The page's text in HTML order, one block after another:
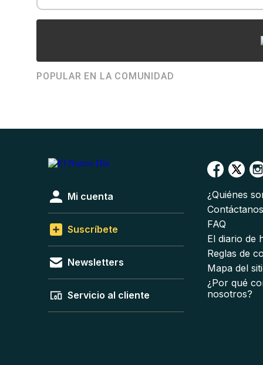
POPULAR EN LA COMUNIDAD
Mi cuenta
Suscríbete
Newsletters
Servicio al cliente
¿Quiénes
FAQ
El diario de
Reglas de
Mapa del
¿Por qué
nosotros?